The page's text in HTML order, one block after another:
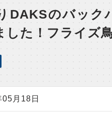
DAKSのバック
した！フライズ
月18日